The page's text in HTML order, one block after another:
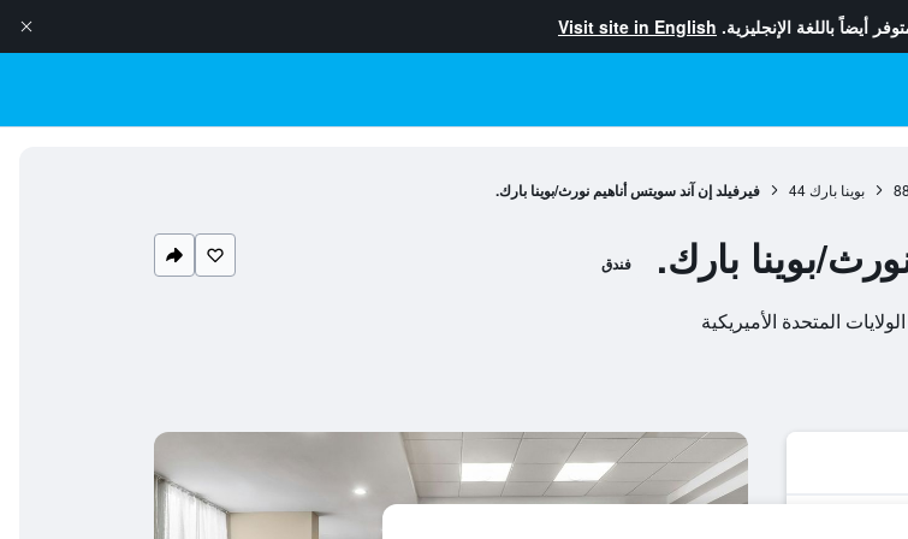
أيضاً باللغة الإنجليزية. Visit site in English
بوينا بارك 44 فيرفيلد إن آند سويتس أناهيم نورث/بوينا بارك.
بوينا بارك. فندق